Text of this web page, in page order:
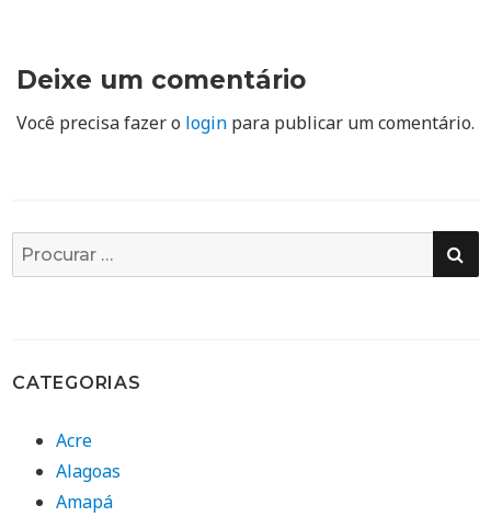
Deixe um comentário
Você precisa fazer o login para publicar um comentário.
Busca
por:
CATEGORIAS
Acre
Alagoas
Amapá